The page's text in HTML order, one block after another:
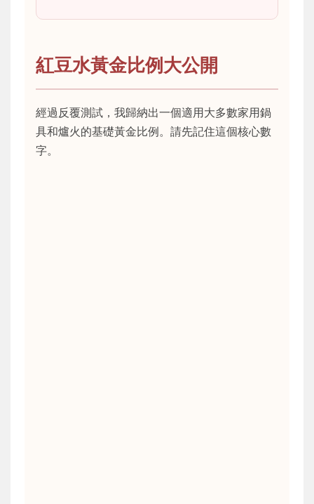
紅豆水黃金比例大公開
經過反覆測試，我歸納出一個適用大多數家用鍋
具和爐火的基礎黃金比例。請先記住這個核心數
字。